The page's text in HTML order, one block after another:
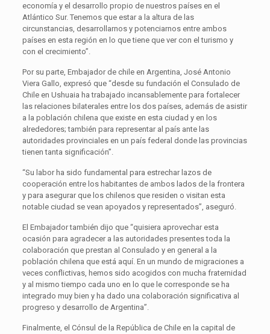
economía y el desarrollo propio de nuestros países en el
Atlántico Sur. Tenemos que estar a la altura de las
circunstancias, desarrollarnos y potenciarnos entre ambos
países en esta región en lo que tiene que ver con el turismo y
con el crecimiento”.
Por su parte, Embajador de chile en Argentina, José Antonio
Viera Gallo, expresó que “desde su fundación el Consulado de
Chile en Ushuaia ha trabajado incansablemente para fortalecer
las relaciones bilaterales entre los dos países, además de asistir
a la población chilena que existe en esta ciudad y en los
alrededores; también para representar al país ante las
autoridades provinciales en un país federal donde las provincias
tienen tanta significación”.
“Su labor ha sido fundamental para estrechar lazos de
cooperación entre los habitantes de ambos lados de la frontera
y para asegurar que los chilenos que residen o visitan esta
notable ciudad se vean apoyados y representados”, aseguró.
El Embajador también dijo que “quisiera aprovechar esta
ocasión para agradecer a las autoridades presentes toda la
colaboración que prestan al Consulado y en general a la
población chilena que está aquí. En un mundo de migraciones a
veces conflictivas, hemos sido acogidos con mucha fraternidad
y al mismo tiempo cada uno en lo que le corresponde se ha
integrado muy bien y ha dado una colaboración significativa al
progreso y desarrollo de Argentina”.
Finalmente, el Cónsul de la República de Chile en la capital de